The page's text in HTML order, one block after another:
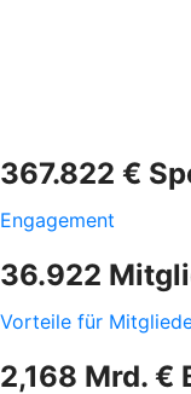
367.822 €
Engagement
36.922
Vorteile für
2,168 Mrd. €